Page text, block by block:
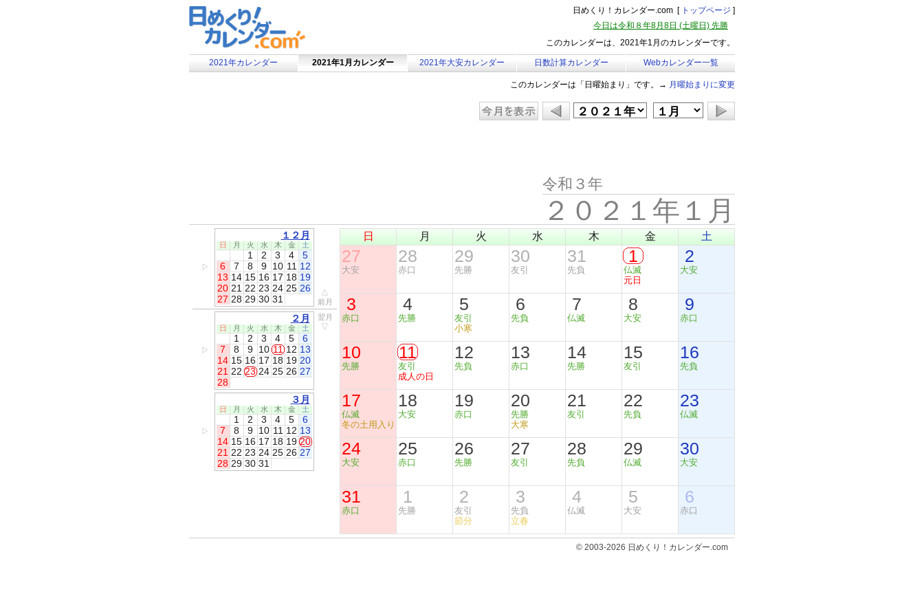
日めくり！カレンダー.com [ トップページ ]
今日は令和８年8月8日 (土曜日) 先勝
このカレンダーは、2021年1月のカレンダーです。
2021年カレンダー 2021年1月カレンダー 2021年大安カレンダー 日数計算カレンダー Webカレンダー一覧
このカレンダーは「日曜始まり」です。→ 月曜始まりに変更
令和３年
２０２１年１月
▷
１２月
日 月 火 水 木 金 土
1 2 3 4
5
6
7 8 9 10 11 12
13 14 15 16 17 18 19
20 21 22 23 24 25 26
27 28 29 30 31
△
前月
▷
２月
日 月 火 水 木 金 土
1 2 3 4 5
6
7
8 9 10 11 12 13
14 15 16 17 18 19 20
21 22 23 24 25 26 27
28
翌月
▽
▷
３月
日 月 火 水 木 金 土
1 2 3 4 5
6
7
8 9 10 11 12 13
14 15 16 17 18 19 20
21 22 23 24 25 26 27
28 29 30 31
日 月 火 水 木 金 土
27
大安
28
赤口
29
先勝
30
友引
31
先負
1
仏滅
元日
2
大安
3
赤口
4
先勝
5
友引
小寒
6
先負
7
仏滅
8
大安
9
赤口
10
先勝
11
友引
成人の日
12
先負
13
赤口
14
先勝
15
友引
16
先負
17
仏滅
冬の土用入り
18
大安
19
赤口
20
先勝
大寒
21
友引
22
先負
23
仏滅
24
大安
25
赤口
26
先勝
27
友引
28
先負
29
仏滅
30
大安
31
赤口
1
先勝
2
友引
節分
3
先負
立春
4
仏滅
5
大安
6
赤口
© 2003-2026 日めくり！カレンダー.com